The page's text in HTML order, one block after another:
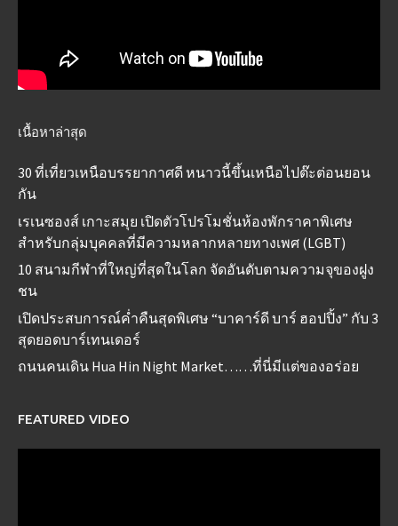
เนื้อหาล่าสุด
30 ที่เที่ยวเหนือบรรยากาศดี หนาวนี้ขึ้นเหนือไปต๊ะต่อนยอน
กัน
เรเนซองส์ เกาะสมุย เปิดตัวโปรโมชั่นห้องพักราคาพิเศษ
สำหรับกลุ่มบุคคลที่มีความหลากหลายทางเพศ (LGBT)
10 สนามกีฬาที่ใหญ่ที่สุดในโลก จัดอันดับตามความจุของฝูง
ชน
เปิดประสบการณ์ค่ำคืนสุดพิเศษ “บาคาร์ดี บาร์ ฮอปปิ้ง” กับ 3
สุดยอดบาร์เทนเดอร์
ถนนคนเดิน Hua Hin Night Market……ที่นี่มีแต่ของอร่อย
FEATURED VIDEO